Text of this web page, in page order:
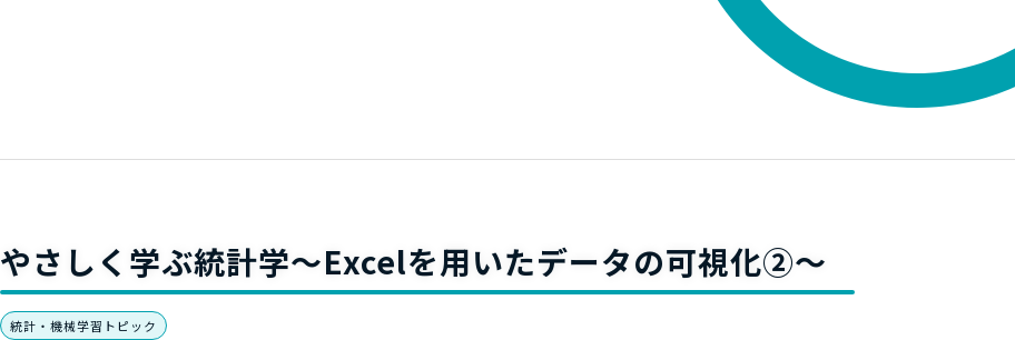
やさしく学ぶ統計学～Excelを用いたデータの可視化➁～
統計・機械学習トピック